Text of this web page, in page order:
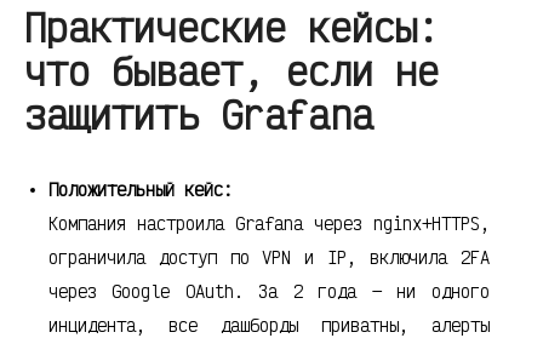
Практические кейсы:
что бывает, если не
защитить Grafana
Положительный кейс:
Компания настроила Grafana через nginx+HTTPS,
ограничила доступ по VPN и IP, включила 2FA
через Google OAuth. За 2 года — ни одного
инцидента, все дашборды приватны, алерты